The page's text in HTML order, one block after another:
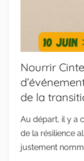
Nourrir
de la
Au départ, il y a
de la résilience
justement